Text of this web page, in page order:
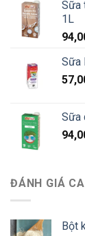
Sữa
1L
Sữa
Sữa
ĐÁNH GIÁ
Bột